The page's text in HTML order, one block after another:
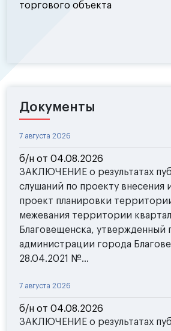
торгового объекта
Документы
7 августа 2026
б/н от 04.08.2026
ЗАКЛЮЧЕНИЕ о результатах
слушаний по проекту внесения
проект планировки
межевания территории
Благовещенска, утвержденный
администрации города
28.04.2021 №...
7 августа 2026
б/н от 04.08.2026
ЗАКЛЮЧЕНИЕ о результатах